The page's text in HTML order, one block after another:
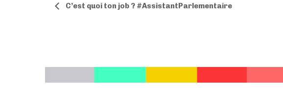
N
a
C’est quoi ton job ? #AssistantParlementaire